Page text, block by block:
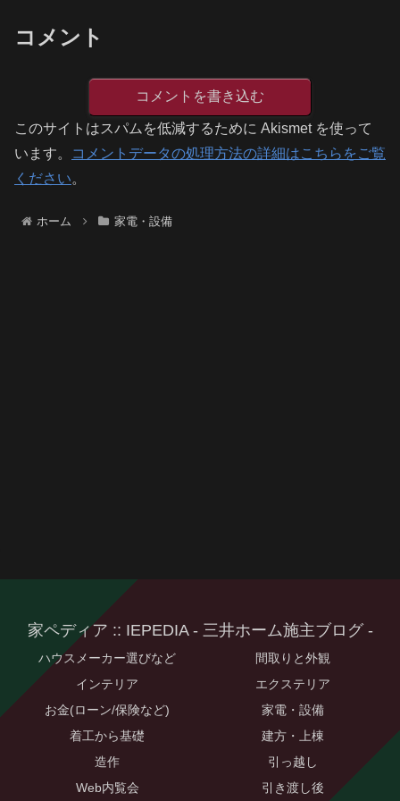
コメント
コメントを書き込む
このサイトはスパムを低減するために Akismet を使って
います。
コメントデータの処理方法の詳細はこちらをご覧
ください。
ホーム 家電・設備
家ペディア :: IEPEDIA - 三井ホーム施主ブログ -
ハウスメーカー選びなど
間取りと外観
インテリア
エクステリア
お金(ローン/保険など)
家電・設備
着工から基礎
建方・上棟
造作
引っ越し
Web内覧会
引き渡し後